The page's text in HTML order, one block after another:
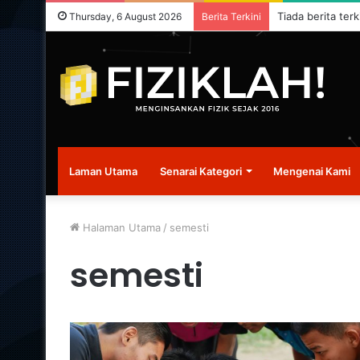
Thursday, 6 August 2026 Berita Terkini Tiada berita
Laman Utama Senarai Kategori Mengenai Kami
Halaman Utama / semesti
semesti